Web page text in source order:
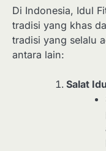
Di Indonesia, Idul
tradisi yang khas
tradisi yang selalu
antara lain:
Salat